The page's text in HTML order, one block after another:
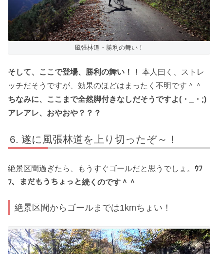
風張林道・勝利の舞い！
そして、ここで登場、勝利の舞い！！ 本人曰く、ストレ
ッチだそうですが、効果のほどはまったく不明です＾＾
ちなみに、ここまで全然脚付きなしだそうですよ(・_・;)
アレアレ、おやおや？？？
遂に風張林道を上り切ったぞ～！
絶景区間過ぎたら、もうすぐゴールだと思うでしょ。 ｳﾌ
ﾌ、まだもうちょっと続くのです＾＾
絶景区間からゴールまでは1kmちょい！